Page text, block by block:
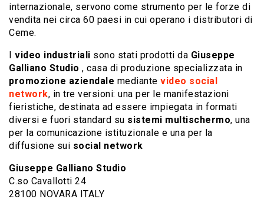
internazionale, servono come strumento per le forze di
vendita nei circa 60 paesi in cui operano i distributori di
Ceme.
I video industriali sono stati prodotti da Giuseppe
Galliano Studio , casa di produzione specializzata in
promozione aziendale mediante video social
network, in tre versioni: una per le manifestazioni
fieristiche, destinata ad essere impiegata in formati
diversi e fuori standard su sistemi multischermo, una
per la comunicazione istituzionale e una per la
diffusione sui social network
Giuseppe Galliano Studio
C.so Cavallotti 24
28100 NOVARA ITALY